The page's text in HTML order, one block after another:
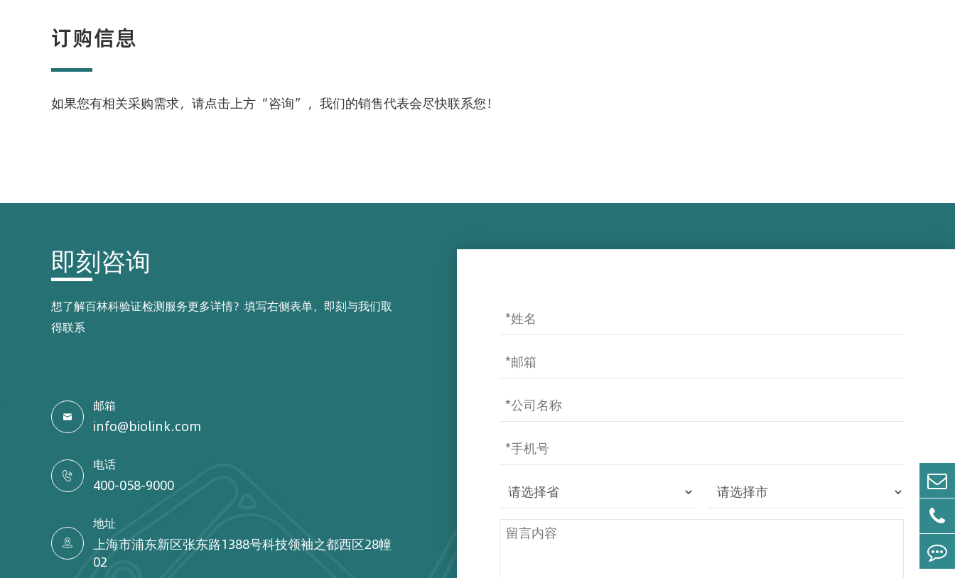
订购信息
如果您有相关采购需求，请点击上方“咨询”，我们的销售代表会尽快联系您！
即刻咨询
想了解百林科验证检测服务更多详情？填写右侧表单，即刻与我们取
得联系

邮箱
info@biolink.com

电话
400-058-9000

地址
上海市浦东新区张东路1388号科技领袖之都西区28幢
02